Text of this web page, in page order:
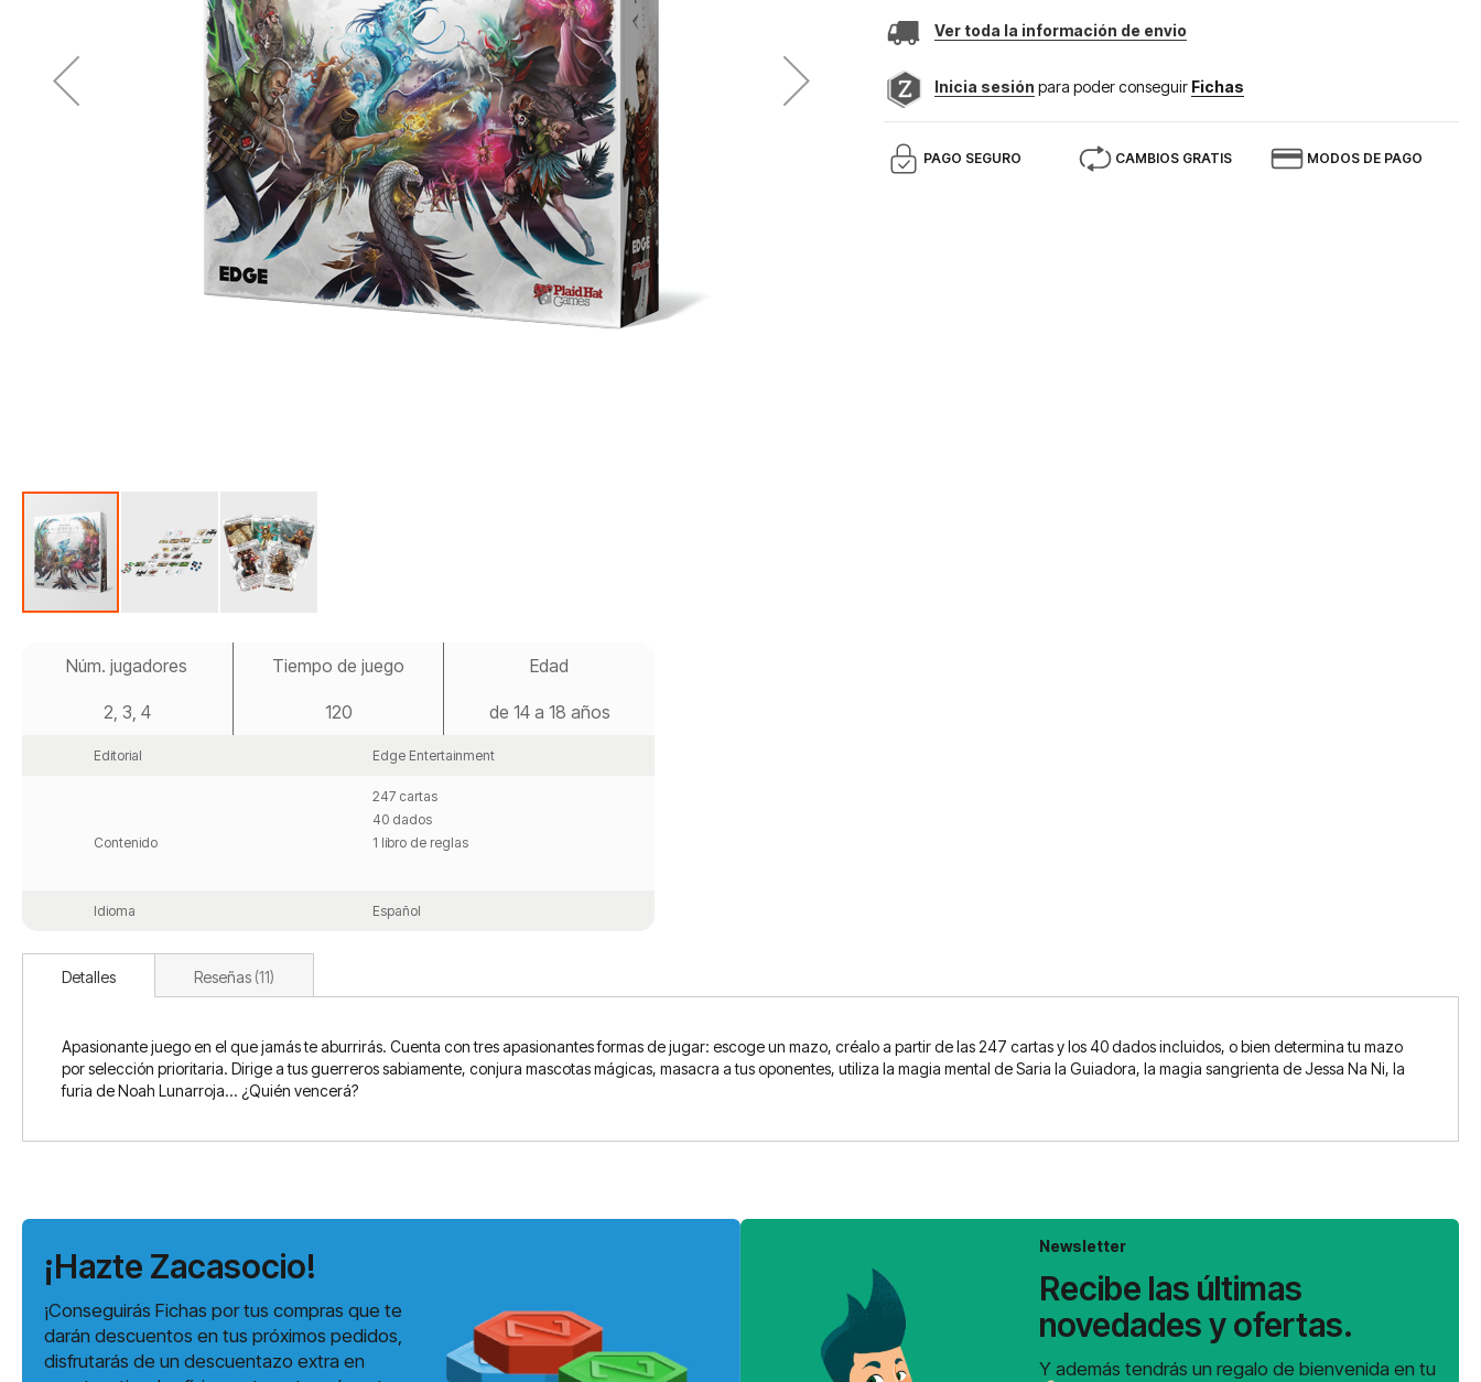
comienzo
Ver toda la información de envio
Inicia sesión para poder conseguir Fichas
PAGO SEGURO CAMBIOS GRATIS MODOS DE PAGO
Núm. jugadores
2, 3, 4
Tiempo de juego
120
Edad
de 14 a 18 años
Editorial Edge Entertainment
Contenido
247 cartas
40 dados
1 libro de reglas
Idioma Español
Detalles
Apasionante juego en el que jamás te aburrirás. Cuenta con tres apasionantes formas de jugar: escoge un mazo, créalo a partir de las 247 cartas y los 40 dados incluidos, o bien determina tu mazo
por selección prioritaria. Dirige a tus guerreros sabiamente, conjura mascotas mágicas, masacra a tus oponentes, utiliza la magia mental de Saria la Guiadora, la magia sangrienta de Jessa Na Ni, la
furia de Noah Lunarroja... ¿Quién vencerá?
Reseñas 11
¡Hazte Zacasocio!
¡Conseguirás Fichas por tus compras que te
darán descuentos en tus próximos pedidos,
disfrutarás de un descuentazo extra en
Newsletter
Recibe las últimas
novedades y ofertas.
Y además tendrás un regalo de bienvenida en tu